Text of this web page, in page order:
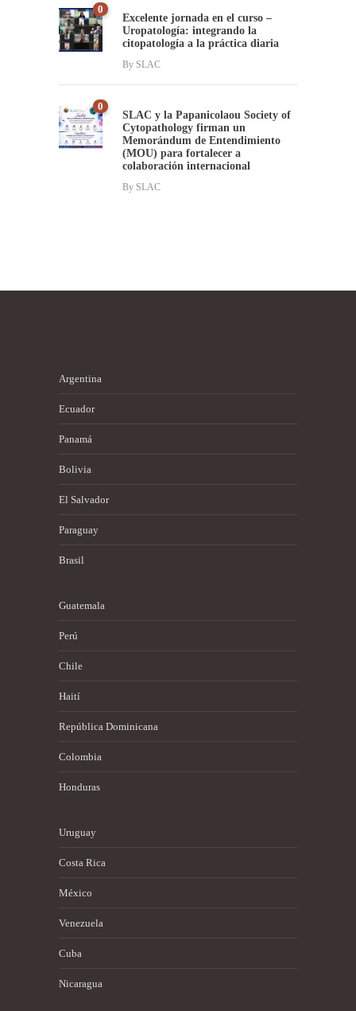
0
Excelente jornada en el curso –
Uropatología: integrando la
citopatología a la práctica diaria
By SLAC
0
SLAC y la Papanicolaou Society of
Cytopathology firman un
Memorándum de Entendimiento
(MOU) para fortalecer a
colaboración internacional
By SLAC
Argentina
Ecuador
Panamá
Bolivia
El Salvador
Paraguay
Brasil
Guatemala
Perú
Chile
Haití
República Dominicana
Colombia
Honduras
Uruguay
Costa Rica
México
Venezuela
Cuba
Nicaragua